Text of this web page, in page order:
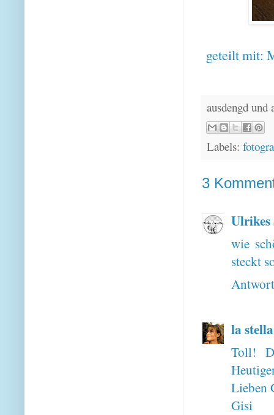
geteilt mit:
ausdengd
Labels:
3
wie
steckt
la
Toll!
Lieben
Gisi